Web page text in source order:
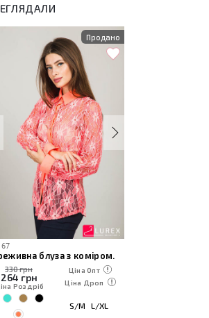
Продано
блуза з коміром.
330 грн
264 грн
Роздріб
Ціна Опт
Ціна Дроп
S/M L/XL